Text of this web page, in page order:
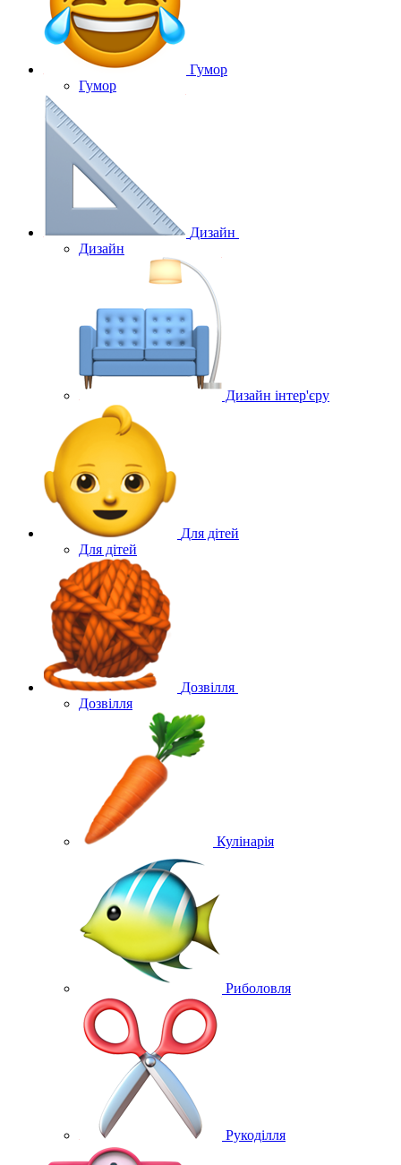
Гумор
Гумор
Дизайн
Дизайн
Дизайн інтер'єру
Для дітей
Для дітей
Дозвілля
Дозвілля
Кулінарія
Риболовля
Рукоділля